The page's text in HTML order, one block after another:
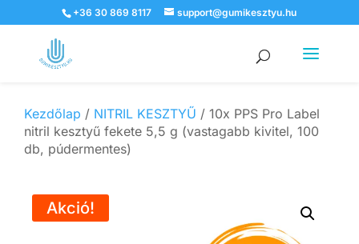
+36 30 869 8117 support@gumikesztyu.hu
Products
search
Kezdőlap / NITRIL KESZTYŰ / 10x PPS Pro Label
nitril kesztyű fekete 5,5 g (vastagabb kivitel, 100
db, púdermentes)
Akció!